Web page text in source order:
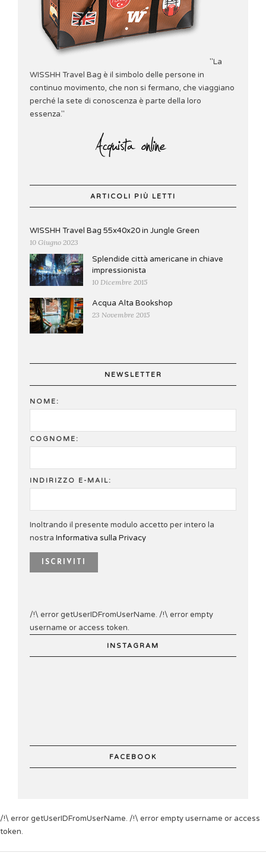
"La
WISSHH Travel Bag è il simbolo delle persone in
continuo movimento, che non si fermano, che viaggiano
perché la sete di conoscenza è parte della loro
essenza."
ARTICOLI PIÙ LETTI
WISSHH Travel Bag 55x40x20 in Jungle Green
10 Giugno 2023
Splendide città americane in chiave
impressionista
10 Dicembre 2015
Acqua Alta Bookshop
23 Novembre 2015
NEWSLETTER
NOME:
COGNOME:
INDIRIZZO E-MAIL:
Inoltrando il presente modulo accetto per intero la
nostra Informativa sulla Privacy
/!\ error getUserIDFromUserName. /!\ error empty
username or access token.
INSTAGRAM
FACEBOOK
/!\ error getUserIDFromUserName. /!\ error empty username or access
token.